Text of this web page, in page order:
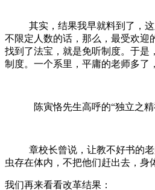
其实，结果我早就料到了，
不限定人数的话，那么，最受欢迎
找到了法宝，就是免听制度。于是
制度。一个系里，平庸的老师多了
陈寅恪先生高呼的“独立之
章校长曾说，让教不好书的
虫存在体内，不把他们赶出去，身
我们再来看看改革结果：